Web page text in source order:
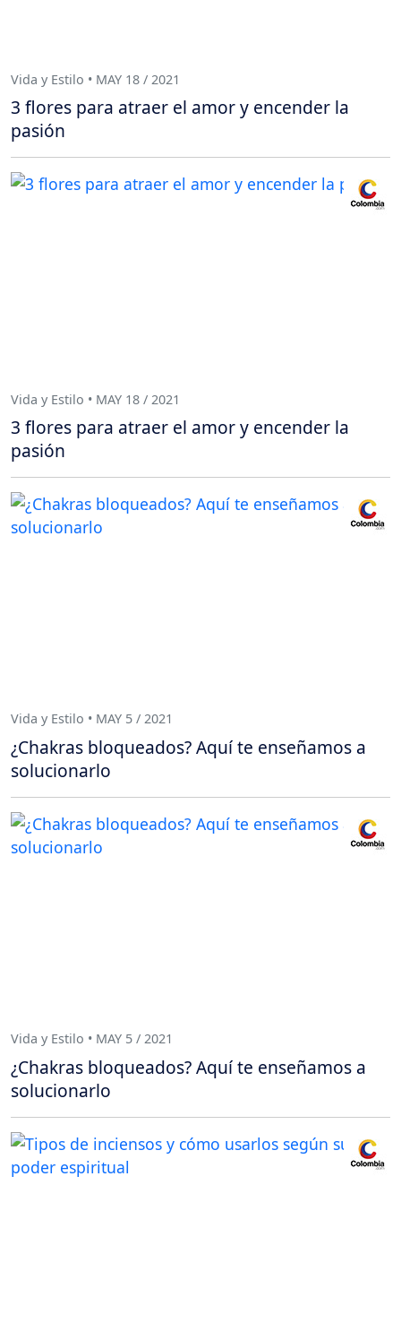
Vida y Estilo • MAY 18 / 2021
3 flores para atraer el amor y encender la
pasión
Vida y Estilo • MAY 18 / 2021
3 flores para atraer el amor y encender la
pasión
Vida y Estilo • MAY 5 / 2021
¿Chakras bloqueados? Aquí te enseñamos a
solucionarlo
Vida y Estilo • MAY 5 / 2021
¿Chakras bloqueados? Aquí te enseñamos a
solucionarlo